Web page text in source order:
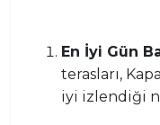
En İyi Gün
terasları,
iyi izlendiği